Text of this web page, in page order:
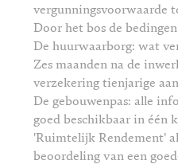
vergunningsvoorwaarde
Door het bos de
De huurwaarborg: wat
Zes maanden na de
verzekering tienjarige
De gebouwenpas: alle
goed beschikbaar in één
'Ruimtelijk Rendement'
beoordeling van een